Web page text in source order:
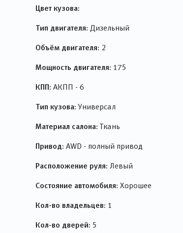
Цвет кузова:
Тип двигателя: Дизельный
Объём двигателя: 2
Мощность двигателя: 175
КПП: АКПП - 6
Тип кузова: Универсал
Материал салона: Ткань
Привод: AWD - полный привод
Расположение руля: Левый
Состояние автомобиля: Хорошее
Кол-во владельцев: 1
Кол-во дверей: 5